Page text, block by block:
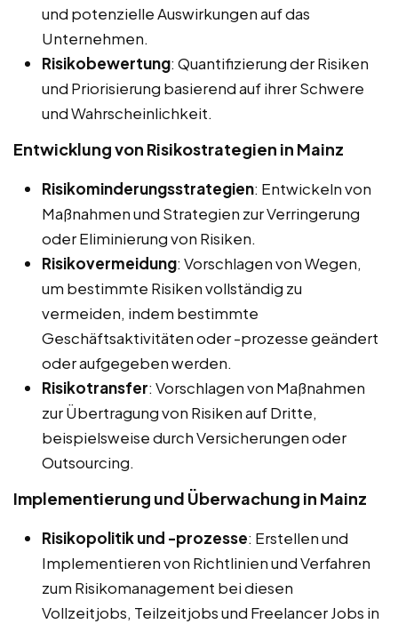
und potenzielle Auswirkungen auf das
Unternehmen.
Risikobewertung: Quantifizierung der Risiken
und Priorisierung basierend auf ihrer Schwere
und Wahrscheinlichkeit.
Entwicklung von Risikostrategien in Mainz
Risikominderungsstrategien: Entwickeln von
Maßnahmen und Strategien zur Verringerung
oder Eliminierung von Risiken.
Risikovermeidung: Vorschlagen von Wegen,
um bestimmte Risiken vollständig zu
vermeiden, indem bestimmte
Geschäftsaktivitäten oder -prozesse geändert
oder aufgegeben werden.
Risikotransfer: Vorschlagen von Maßnahmen
zur Übertragung von Risiken auf Dritte,
beispielsweise durch Versicherungen oder
Outsourcing.
Implementierung und Überwachung in Mainz
Risikopolitik und -prozesse: Erstellen und
Implementieren von Richtlinien und Verfahren
zum Risikomanagement bei diesen
Vollzeitjobs, Teilzeitjobs und Freelancer Jobs in